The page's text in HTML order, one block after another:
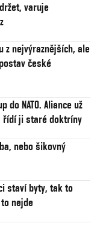
varuje
z nejvýraznějších, ale
české
do NATO. Aliance už
řídí ji staré doktríny
nebo šikovný
staví byty, tak to
nejde